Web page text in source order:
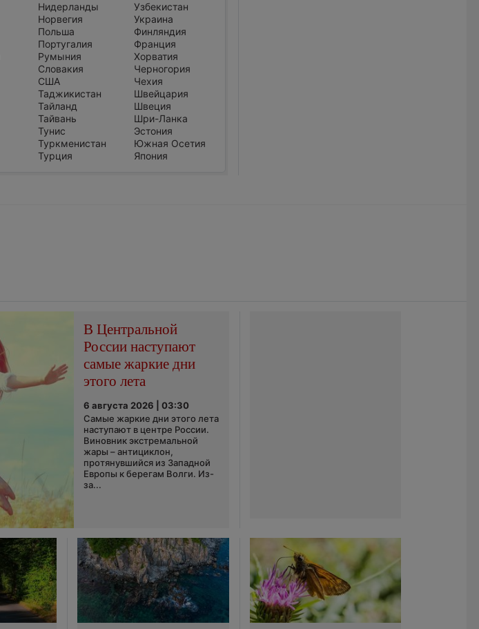
Нидерланды
Норвегия
Польша
Португалия
Румыния
Словакия
США
Таджикистан
Тайланд
Тайвань
Тунис
Туркменистан
Турция
Узбекистан
Украина
Финляндия
Франция
Хорватия
Черногория
Чехия
Швейцария
Швеция
Шри-Ланка
Эстония
Южная Осетия
Япония
В Центральной
России наступают
самые жаркие дни
этого лета
6 августа 2026 | 03:30
Самые жаркие дни этого лета
наступают в центре России.
Виновник экстремальной
жары – антициклон,
протянувшийся из Западной
Европы к берегам Волги. Из-
за...